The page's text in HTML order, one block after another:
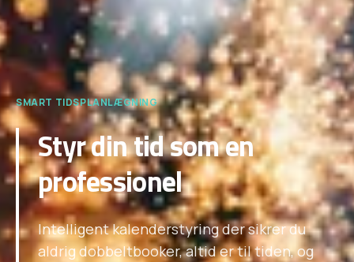
SMART TIDSPLANLÆGNING
Styr din tid som en
professionel
Intelligent kalenderstyring der sikrer du
aldrig dobbeltbooker, altid er til tiden, og